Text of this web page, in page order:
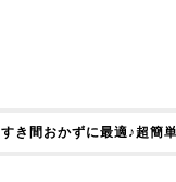
すき間おかずに最適♪超簡